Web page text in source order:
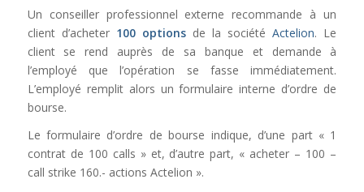
Un conseiller professionnel externe recommande à un
client d’acheter 100 optionsde la sociétéActelion. Le
client se rend auprès de sa banque et demande à
l’employé que l’opération se fasse immédiatement.
L’employé remplit alors un formulaire interne d’ordre de
bourse.
Le formulaire d’ordre de bourse indique, d’une part « 1
contrat de 100 calls » et, d’autre part, « acheter – 100 –
call strike 160.- actions Actelion ».